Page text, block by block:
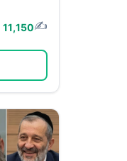
✍️
11,150